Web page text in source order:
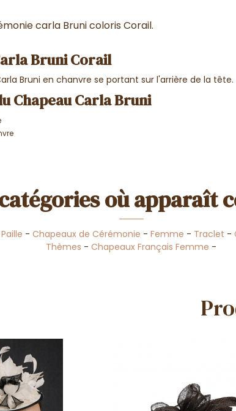
carla Bruni coloris Corail.
Bruni Corail
Bruni en chanvre se portant sur l'arrière de la tête.
Chapeau Carla Bruni
où apparaît
-Chapeaux de Cérémonie -Femme - Traclet -
Thèmes -Chapeaux Français Femme -